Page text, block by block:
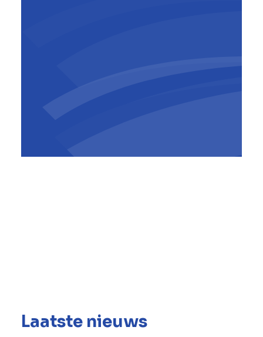
Laatste nieuws